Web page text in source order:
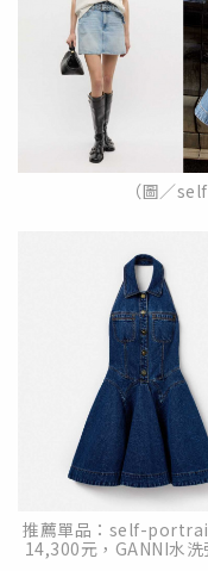
（圖／
推薦單品：self-
14,300元，GANNI水